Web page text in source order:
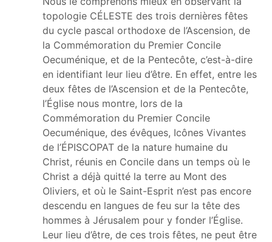
topologie CÉLESTE des trois dernières fêtes
du cycle pascal orthodoxe de l’Ascension, de
la Commémoration du Premier Concile
Oecuménique, et de la Pentecôte, c’est-à-dire
en identifiant leur lieu d’être. En effet, entre les
deux fêtes de l’Ascension et de la Pentecôte,
l’Église nous montre, lors de la
Commémoration du Premier Concile
Oecuménique, des évêques, Icônes Vivantes
de l’ÉPISCOPAT de la nature humaine du
Christ, réunis en Concile dans un temps où le
Christ a déjà quitté la terre au Mont des
Oliviers, et où le Saint-Esprit n’est pas encore
descendu en langues de feu sur la tête des
hommes à Jérusalem pour y fonder l’Église.
Leur lieu d’être, de ces trois fêtes, ne peut être